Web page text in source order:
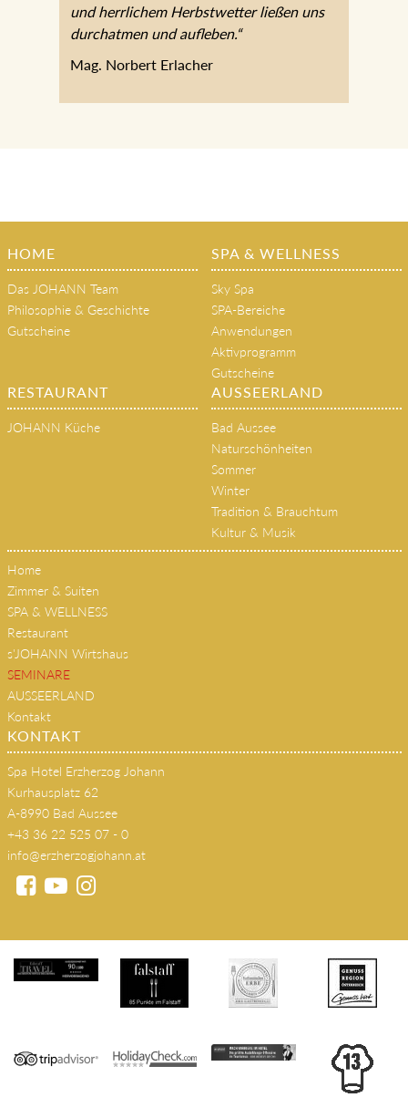
und herrlichem Herbstwetter ließen uns
durchatmen und aufleben.“
Mag. Norbert Erlacher
HOME
Das JOHANN Team
Philosophie & Geschichte
Gutscheine
SPA & WELLNESS
Sky Spa
SPA-Bereiche
Anwendungen
Aktivprogramm
Gutscheine
RESTAURANT
JOHANN Küche
AUSSEERLAND
Bad Aussee
Naturschönheiten
Sommer
Winter
Tradition & Brauchtum
Kultur & Musik
Home
Zimmer & Suiten
SPA & WELLNESS
Restaurant
s'JOHANN Wirtshaus
SEMINARE
AUSSEERLAND
Kontakt
KONTAKT
Spa Hotel Erzherzog Johann
Kurhausplatz 62
A-8990 Bad Aussee
+43 36 22 525 07 - 0
info@erzherzogjohann.at